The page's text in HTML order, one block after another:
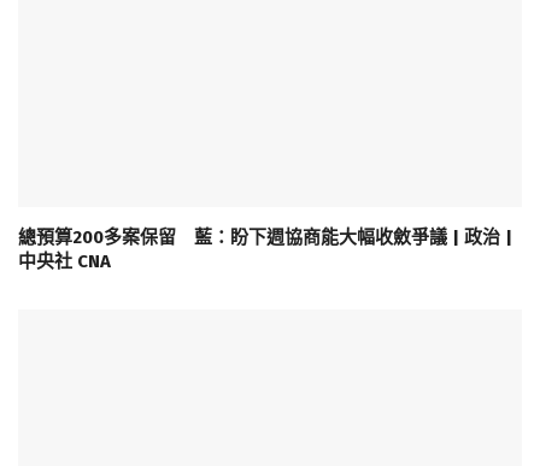
總預算200多案保留 藍：盼下週協商能大幅收斂爭議 | 政治 |
中央社 CNA